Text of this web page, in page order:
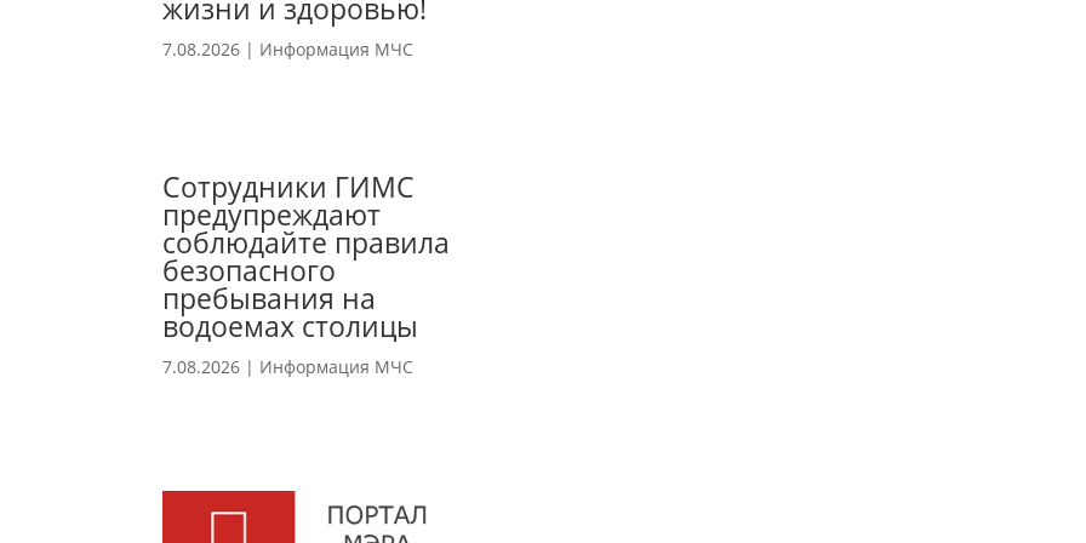
жизни и здоровью!
7.08.2026 | Информация МЧС
Сотрудники ГИМС
предупреждают
соблюдайте правила
безопасного
пребывания на
водоемах столицы
7.08.2026 | Информация МЧС